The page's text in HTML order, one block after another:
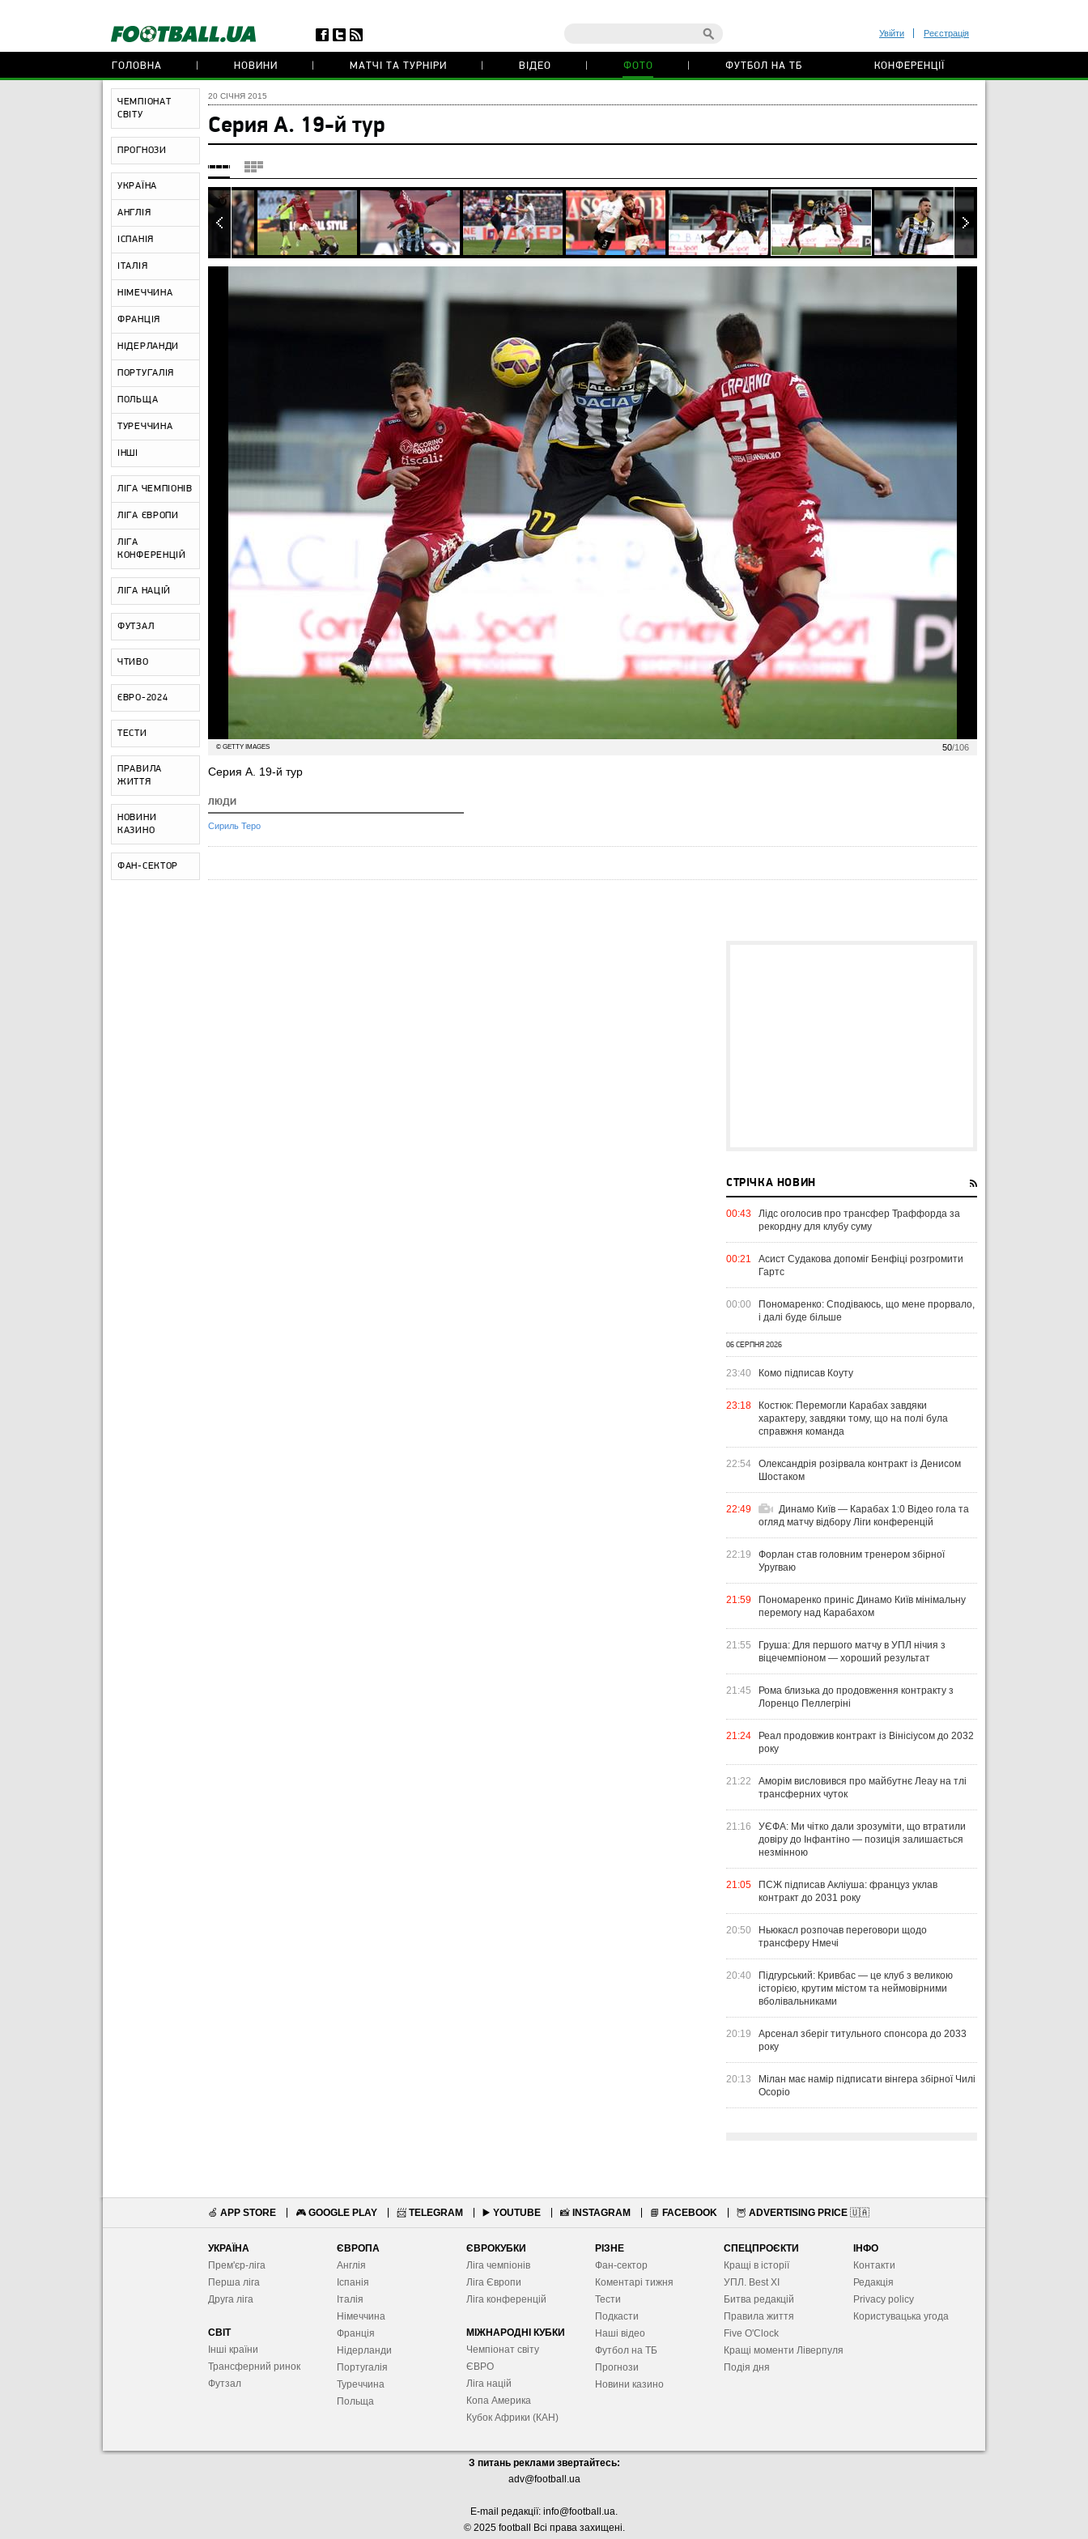
Увійти Реєстрація
ГОЛОВНА НОВИНИ МАТЧІ ТА ТУРНІРИ ВІДЕО ФОТО ФУТБОЛ НА ТБ КОНФЕРЕНЦІЇ
ЧЕМПІОНАТ
СВІТУ
ПРОГНОЗИ
УКРАЇНА
АНГЛІЯ
ІСПАНІЯ
ІТАЛІЯ
НІМЕЧЧИНА
ФРАНЦІЯ
НІДЕРЛАНДИ
ПОРТУГАЛІЯ
ПОЛЬЩА
ТУРЕЧЧИНА
ІНШІ
ЛІГА ЧЕМПІОНІВ
ЛІГА ЄВРОПИ
ЛІГА
КОНФЕРЕНЦІЙ
ЛІГА НАЦІЙ
ФУТЗАЛ
ЧТИВО
ЄВРО-2024
ТЕСТИ
ПРАВИЛА
ЖИТТЯ
НОВИНИ
КАЗИНО
ФАН-СЕКТОР
20 СІЧНЯ 2015
Серия А. 19-й тур
50/106
© GETTY IMAGES
Серия А. 19-й тур
ЛЮДИ
Сириль Теро
СТРІЧКА НОВИН
00:43
Лідс оголосив про трансфер Траффорда за
рекордну для клубу суму
00:21
Асист Судакова допоміг Бенфіці розгромити
Гартс
00:00
Пономаренко: Сподіваюсь, що мене прорвало,
і далі буде більше
06 СЕРПНЯ 2026
23:40 Комо підписав Коуту
23:18
Костюк: Перемогли Карабах завдяки
характеру, завдяки тому, що на полі була
справжня команда
22:54
Олександрія розірвала контракт із Денисом
Шостаком
22:49
Динамо Київ — Карабах 1:0 Відео гола та
огляд матчу відбору Ліги конференцій
22:19
Форлан став головним тренером збірної
Уругваю
21:59
Пономаренко приніс Динамо Київ мінімальну
перемогу над Карабахом
21:55
Груша: Для першого матчу в УПЛ нічия з
віцечемпіоном — хороший результат
21:45
Рома близька до продовження контракту з
Лоренцо Пеллегріні
21:24
Реал продовжив контракт із Вінісіусом до 2032
року
21:22
Аморім висловився про майбутнє Леау на тлі
трансферних чуток
21:16
УЄФА: Ми чітко дали зрозуміти, що втратили
довіру до Інфантіно — позиція залишається
незмінною
21:05
ПСЖ підписав Акліуша: француз уклав
контракт до 2031 року
20:50
Ньюкасл розпочав переговори щодо
трансферу Нмечі
20:40
Підгурський: Кривбас — це клуб з великою
історією, крутим містом та неймовірними
вболівальниками
20:19
Арсенал зберіг титульного спонсора до 2033
року
20:13
Мілан має намір підписати вінгера збірної Чилі
Осоріо
🍏 APP STORE 🎮 GOOGLE PLAY 📨 TELEGRAM ▶️ YOUTUBE 📸 INSTAGRAM 📘 FACEBOOK 🦉 ADVERTISING PRICE 🇺🇦
УКРАЇНА
Прем'єр-ліга
Перша ліга
Друга ліга
СВІТ
Інші країни
Трансферний ринок
Футзал
ЄВРОПА
Англія
Іспанія
Італія
Німеччина
Франція
Нідерланди
Португалія
Туреччина
Польща
ЄВРОКУБКИ
Ліга чемпіонів
Ліга Європи
Ліга конференцій
МІЖНАРОДНІ КУБКИ
Чемпіонат світу
ЄВРО
Ліга націй
Копа Америка
Кубок Африки (КАН)
РІЗНЕ
Фан-сектор
Коментарі тижня
Тести
Подкасти
Наші відео
Футбол на ТБ
Прогнози
Новини казино
СПЕЦПРОЄКТИ
Кращі в історії
УПЛ. Best XІ
Битва редакцій
Правила життя
Five O'Clock
Кращі моменти Ліверпуля
Подія дня
ІНФО
Контакти
Редакція
Privacy policy
Користувацька угода
З питань реклами звертайтесь:
adv@football.ua
E-mail редакції: info@football.ua.
© 2025 football Всі права захищені.